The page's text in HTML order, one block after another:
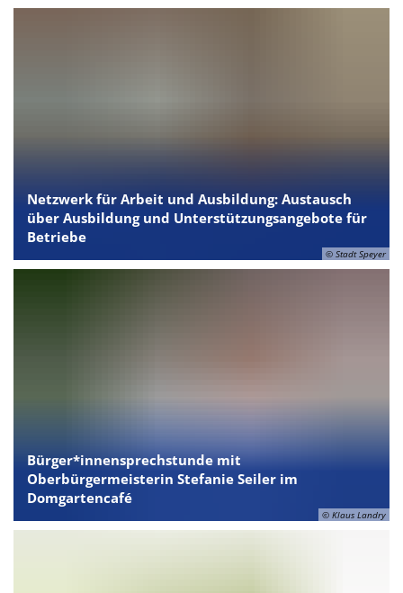
© Stadt Speyer
Netzwerk für Arbeit und Ausbildung: Austausch
über Ausbildung und Unterstützungsangebote für
Betriebe
© Klaus Landry
Bürger*innensprechstunde mit
Oberbürgermeisterin Stefanie Seiler im
Domgartencafé